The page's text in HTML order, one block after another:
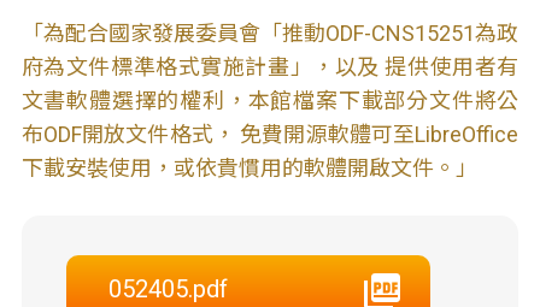
「為配合國家發展委員會「推動ODF-CNS15251為政
府為文件標準格式實施計畫」，以及 提供使用者有
文書軟體選擇的權利，本館檔案下載部分文件將公
布ODF開放文件格式， 免費開源軟體可至LibreOffice
下載安裝使用，或依貴慣用的軟體開啟文件。」
052405.pdf